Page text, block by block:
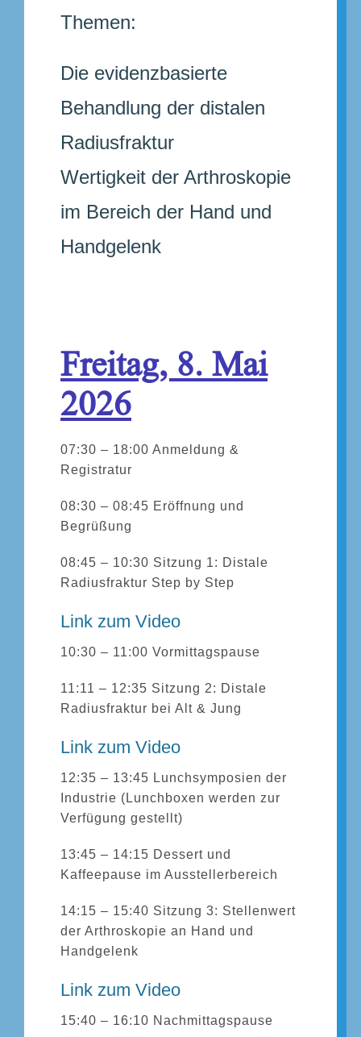
Themen:
Die evidenzbasierte
Behandlung der distalen
Radiusfraktur
Wertigkeit der Arthroskopie
im Bereich der Hand und
Handgelenk
Freitag, 8. Mai
2026
07:30 – 18:00 Anmeldung &
Registratur
08:30 – 08:45 Eröffnung und
Begrüßung
08:45 – 10:30 Sitzung 1: Distale
Radiusfraktur Step by Step
Link zum Video
10:30 – 11:00 Vormittagspause
11:11 – 12:35 Sitzung 2: Distale
Radiusfraktur bei Alt & Jung
Link zum Video
12:35 – 13:45 Lunchsymposien der
Industrie (Lunchboxen werden zur
Verfügung gestellt)
13:45 – 14:15 Dessert und
Kaffeepause im Ausstellerbereich
14:15 – 15:40 Sitzung 3: Stellenwert
der Arthroskopie an Hand und
Handgelenk
Link zum Video
15:40 – 16:10 Nachmittagspause